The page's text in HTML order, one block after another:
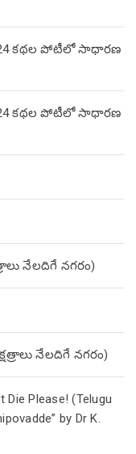
కథల పోటీలో సాధారణ
కథల పోటీలో సాధారణ
నేలదిగే నగరం)
నేలదిగే నగరం)
Die Please! (Telugu
by Dr K.